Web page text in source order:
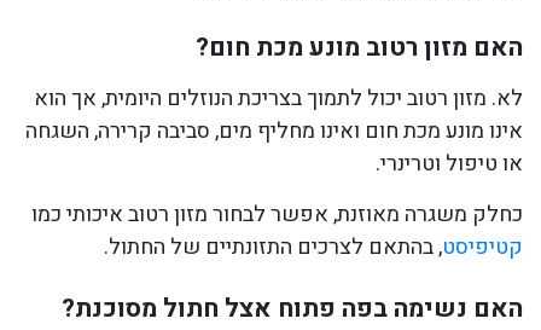
האם מזון רטוב מונע מכת חום?
לא. מזון רטוב יכול לתמוך בצריכת הנוזלים היומית, אך הוא
אינו מונע מכת חום ואינו מחליף מים, סביבה קרירה, השגחה
או טיפול וטרינרי.
כחלק משגרה מאוזנת, אפשר לבחור מזון רטוב איכותי כמו
קטיפיסט, בהתאם לצרכים התזונתיים של החתול.
האם נשימה בפה פתוח אצל חתול מסוכנת?